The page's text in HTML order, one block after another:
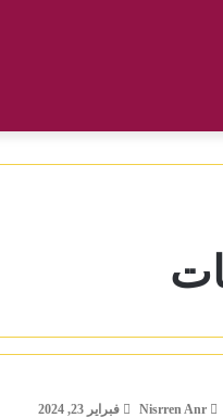
Nisrren Anr فبراير 23, 2024